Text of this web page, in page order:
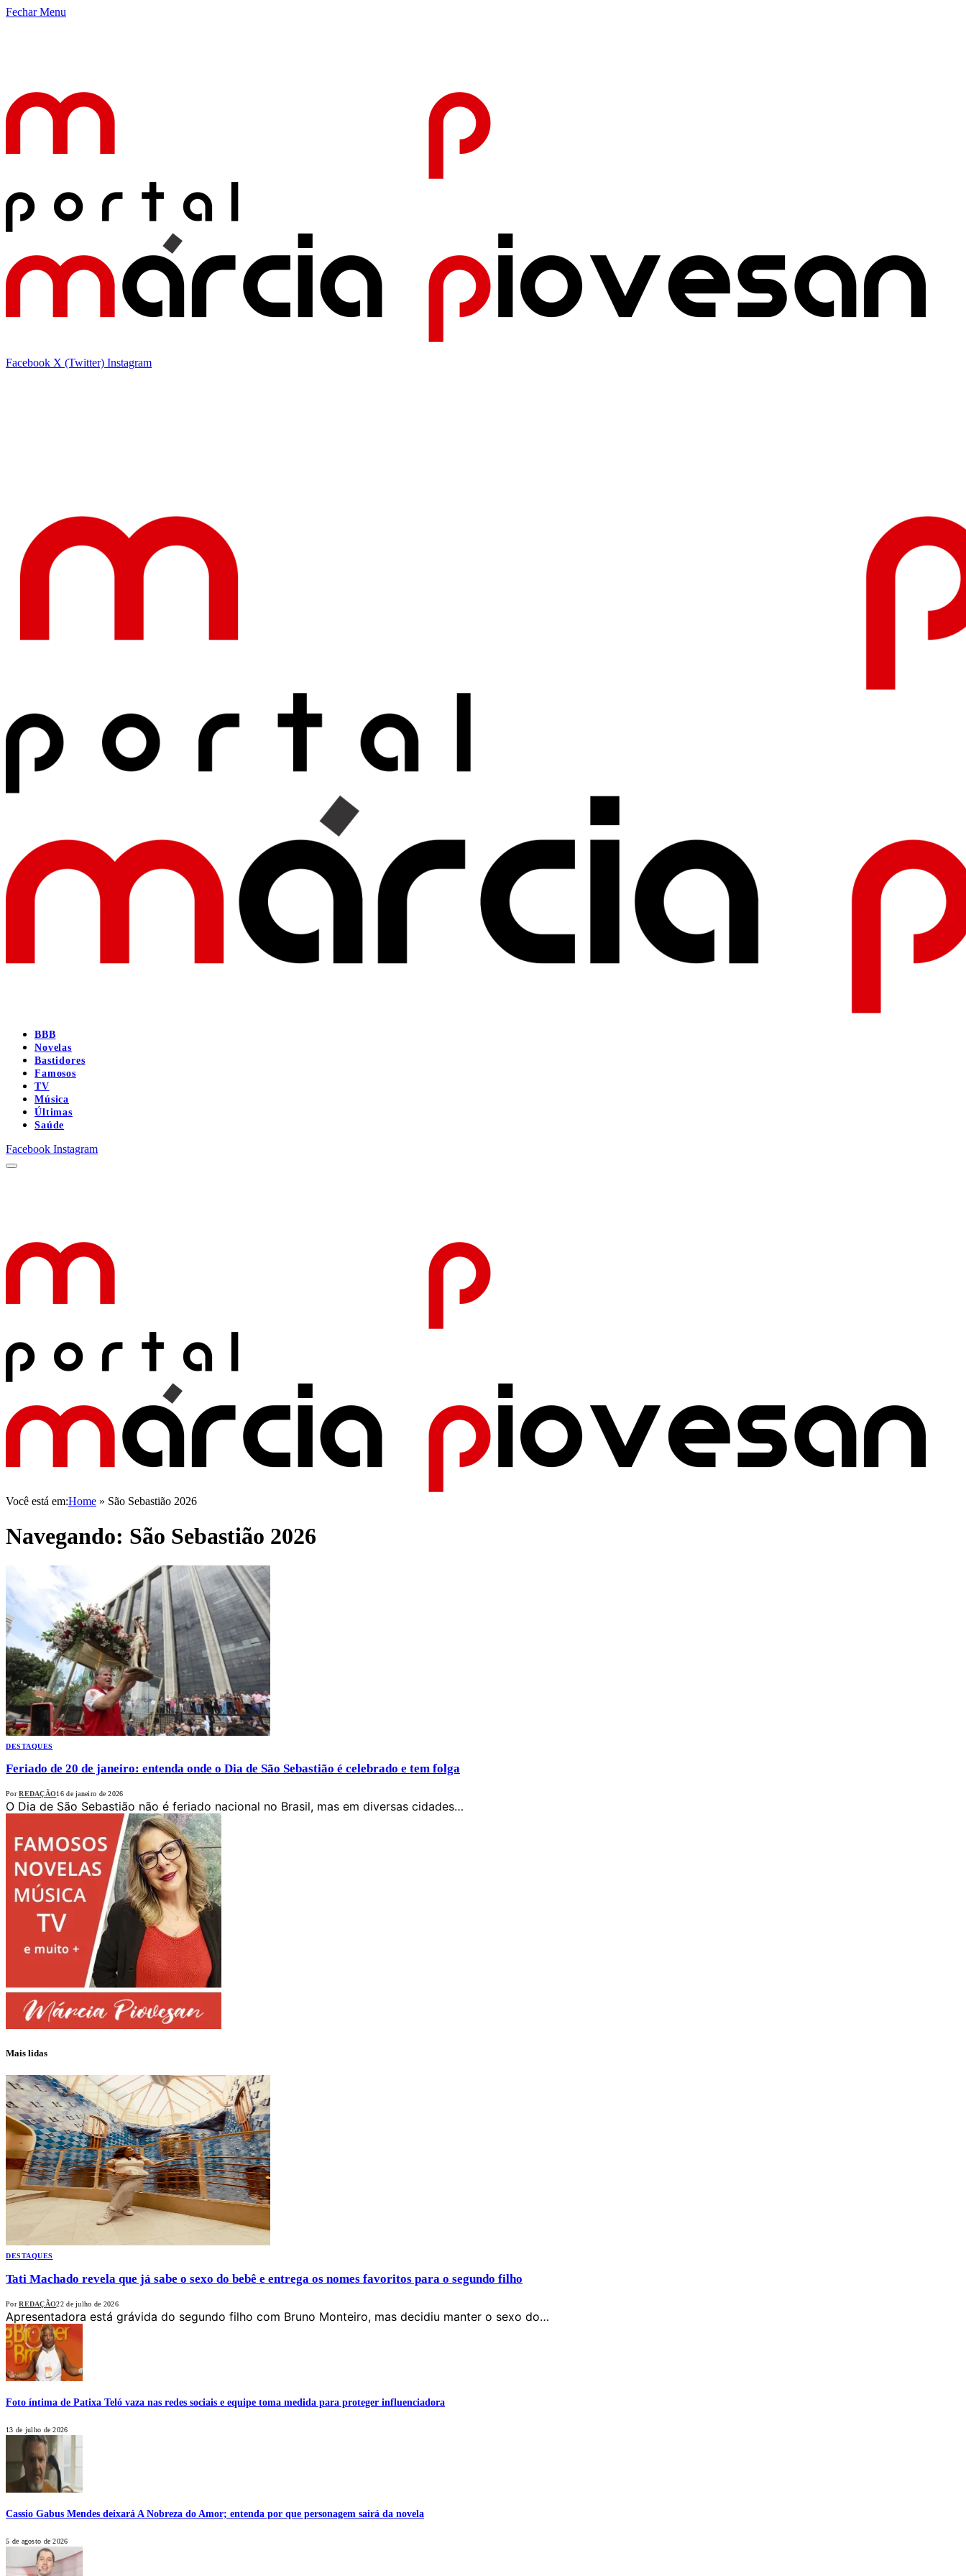
Fechar Menu
Facebook X (Twitter) Instagram
BBB
Novelas
Bastidores
Famosos
TV
Música
Últimas
Saúde
Facebook Instagram
Você está em:Home » São Sebastião 2026
Navegando: São Sebastião 2026
DESTAQUES
Feriado de 20 de janeiro: entenda onde o Dia de São Sebastião é celebrado e tem folga
Por REDAÇÃO16 de janeiro de 2026
O Dia de São Sebastião não é feriado nacional no Brasil, mas em diversas cidades…
Mais lidas
DESTAQUES
Tati Machado revela que já sabe o sexo do bebê e entrega os nomes favoritos para o segundo filho
Por REDAÇÃO22 de julho de 2026
Apresentadora está grávida do segundo filho com Bruno Monteiro, mas decidiu manter o sexo do…
Foto íntima de Patixa Teló vaza nas redes sociais e equipe toma medida para proteger influenciadora
13 de julho de 2026
Cassio Gabus Mendes deixará A Nobreza do Amor; entenda por que personagem sairá da novela
5 de agosto de 2026